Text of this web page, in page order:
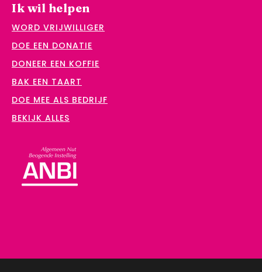
Ik wil helpen
WORD VRIJWILLIGER
DOE EEN DONATIE
DONEER EEN KOFFIE
BAK EEN TAART
DOE MEE ALS BEDRIJF
BEKIJK ALLES